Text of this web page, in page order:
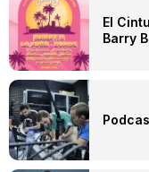
El
Barry